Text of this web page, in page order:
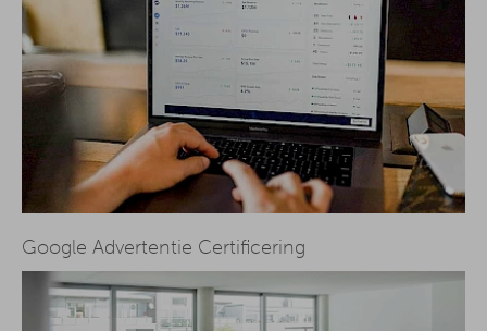
Google Advertentie Certificering